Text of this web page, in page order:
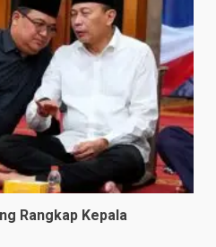
Rangkap Kepala